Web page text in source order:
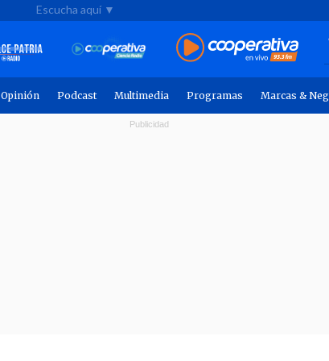
Escucha aquí ▼
Opinión Podcast Multimedia Programas Marcas &